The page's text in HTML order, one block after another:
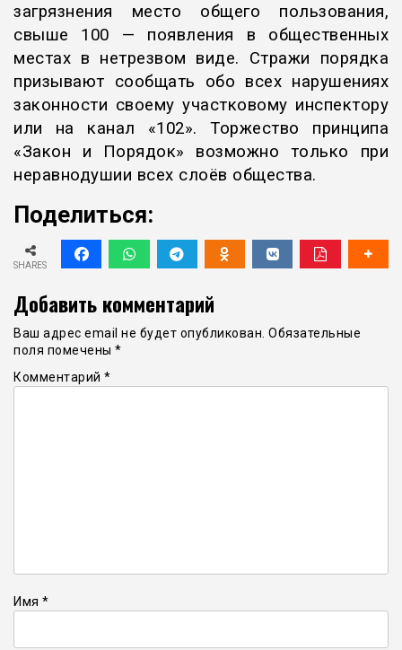
загрязнения место общего пользования,
свыше 100 — появления в общественных
местах в нетрезвом виде. Стражи порядка
призывают сообщать обо всех нарушениях
законности своему участковому инспектору
или на канал «102». Торжество принципа
«Закон и Порядок» возможно только при
неравнодушии всех слоёв общества.
Поделиться:
SHARES
Добавить комментарий
Ваш адрес email не будет опубликован. Обязательные
поля помечены *
Комментарий *
Имя *